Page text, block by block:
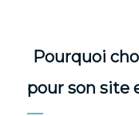
Pourquoi
pour son site